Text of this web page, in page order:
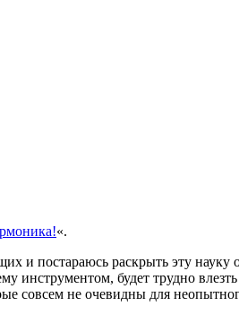
«.
и постараюсь раскрыть эту науку
инструментом, будет трудно
совсем не очевидны для